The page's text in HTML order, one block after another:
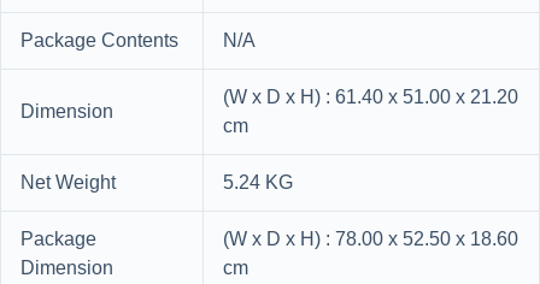
Package Contents
N/A
Dimension
(W x D x H) : 61.40 x 51.00 x 21.20
cm
Net Weight
5.24 KG
Package
Dimension
(W x D x H) : 78.00 x 52.50 x 18.60
cm